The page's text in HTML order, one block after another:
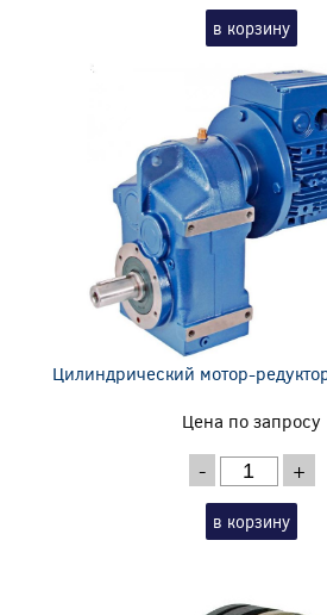
в корзину
Цилиндрический мотор-
Цена по запросу
- +
в корзину